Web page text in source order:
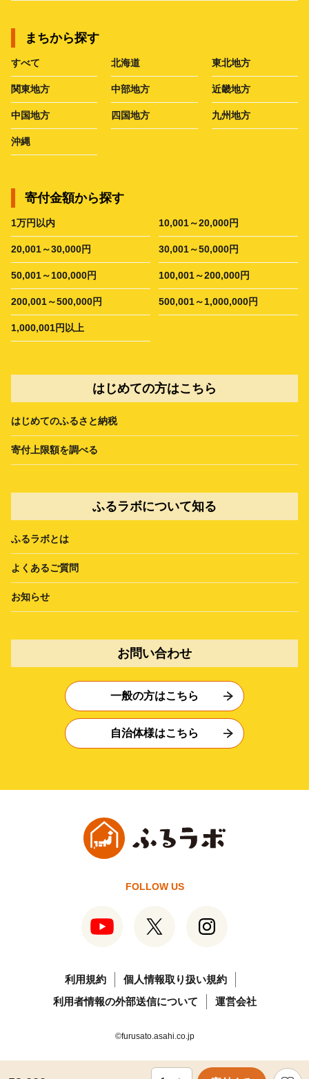
まちから探す
すべて 北海道 東北地方
関東地方 中部地方 近畿地方
中国地方 四国地方 九州地方
沖縄
寄付金額から探す
1万円以内 10,001～20,000円
20,001～30,000円 30,001～50,000円
50,001～100,000円 100,001～200,000円
200,001～500,000円 500,001～1,000,000円
1,000,001円以上
はじめての方はこちら
はじめてのふるさと納税
寄付上限額を調べる
ふるラボについて知る
ふるラボとは
よくあるご質問
お知らせ
お問い合わせ
一般の方はこちら
自治体様はこちら
FOLLOW US
利用規約
個人情報取り扱い規約
利用者情報の外部送信について
運営会社
©furusato.asahi.co.jp